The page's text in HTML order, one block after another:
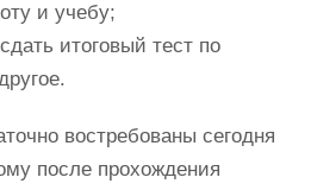
и учебу;
итоговый тест по
востребованы сегодня
после прохождения